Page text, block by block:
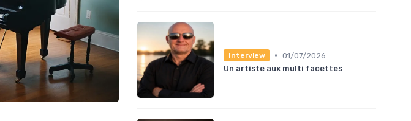
Interview • 01/07/2026
Un artiste aux multi facettes